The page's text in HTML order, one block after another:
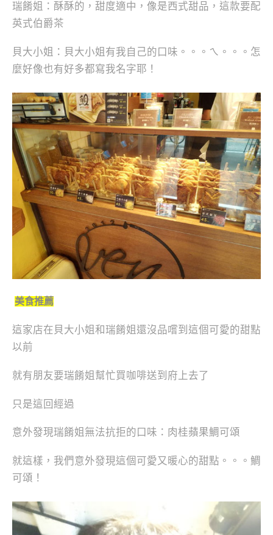
瑞餚姐：酥酥的，甜度適中，像是西式甜品，這款要配
英式伯爵茶
貝大小姐：貝大小姐有我自己的口味。。。ㄟ。。。怎
麼好像也有好多都寫我名字耶！
美食推薦
這家店在貝大小姐和瑞餚姐還沒品嚐到這個可愛的甜點
以前
就有朋友要瑞餚姐幫忙買咖啡送到府上去了
只是這回經過
意外發現瑞餚姐無法抗拒的口味：肉桂蘋果鯛可頌
就這樣，我們意外發現這個可愛又暖心的甜點。。。鯛
可頌！